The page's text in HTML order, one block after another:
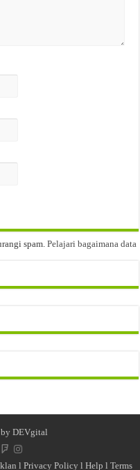
spam.Pelajari bagaimana data
DEVgital
l Privacy Policy l Help l Terms